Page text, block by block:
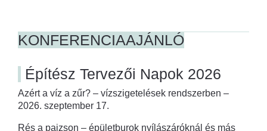
KONFERENCIAAJÁNLÓ
Építész Tervezői Napok 2026
Azért a víz a zűr? – vízszigetelések rendszerben –
2026. szeptember 17.
Rés a pajzson – épületburok nyílászáróknál és más